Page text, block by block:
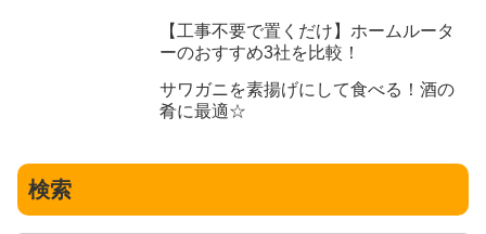
【工事不要で置くだけ】ホームルータ
ーのおすすめ3社を比較！
サワガニを素揚げにして食べる！酒の
肴に最適☆
検索